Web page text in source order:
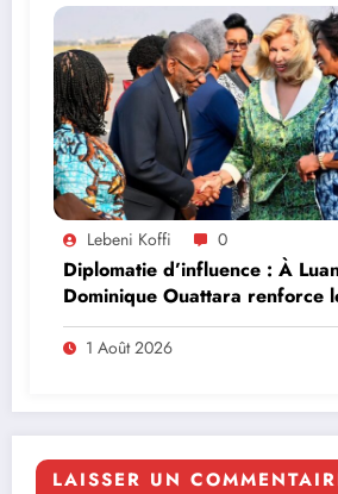
Lebeni Koffi 0
Diplomatie d’influence : À
Dominique Ouattara renforce
leadership solidaire de la Côte
Afrique
1 Août 2026
LAISSER UN